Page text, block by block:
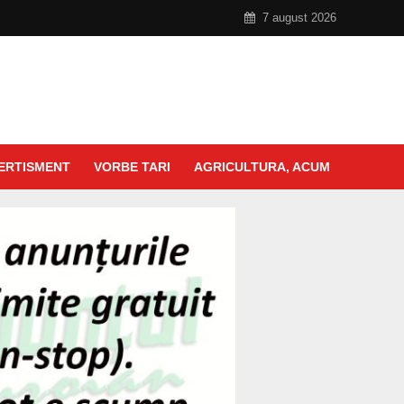
7 august 2026
VORBE TARI AGRICULTURA, ACUM